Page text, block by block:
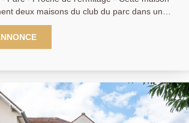
maisons du club du parc dans un
de plein pied offrant séjour double
sur jardin - cuisine indépendante - 4
maison est idéale pour une famille à la
tout en restant proche de l'essentiel -